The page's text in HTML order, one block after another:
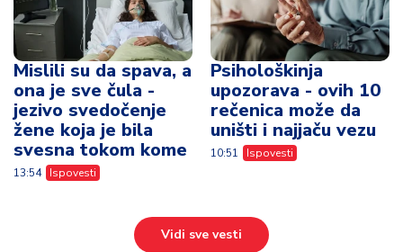
Mislili su da spava, a
ona je sve čula -
jezivo svedočenje
žene koja je bila
svesna tokom kome
13:54 Ispovesti
Psihološkinja
upozorava - ovih 10
rečenica može da
uništi i najjaču vezu
10:51 Ispovesti
Vidi sve vesti